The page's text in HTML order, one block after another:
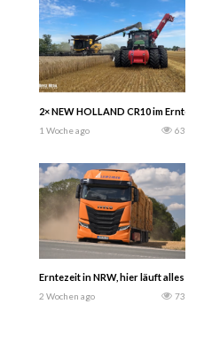
2× NEW HOLLAND CR10 im
1 Woche ago 63
Erntezeit in NRW, hier läuft alles
2 Wochen ago 73